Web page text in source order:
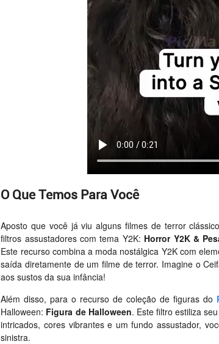
O Que Temos Para Você
Aposto que você já viu alguns filmes de terror
filtros assustadores com tema Y2K: Horror Y2K &
Este recurso combina a moda nostálgica Y2K com
saída diretamente de um filme de terror. Imagine o
aos sustos da sua infância!
Além disso, para o recurso de coleção de figuras do
Halloween: Figura de Halloween. Este filtro estiliza
intricados, cores vibrantes e um fundo assustador,
sinistra.